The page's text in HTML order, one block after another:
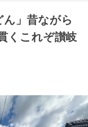
ん」昔ながら
くこれぞ讃岐